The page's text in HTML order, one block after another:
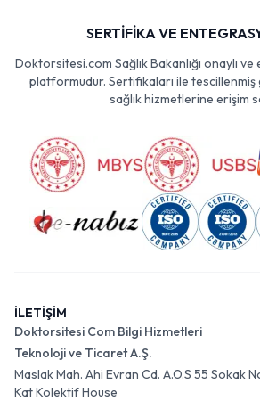
SERTİFİKA VE
Doktorsitesi.com Sağlık Bakanlığı onaylı
platformudur. Sertifikaları ile tescillenmiş
sağlık hizmetlerine erişim
İLETİŞİM
Doktorsitesi Com Bilgi Hizmetleri
Teknoloji ve Ticaret A.Ş.
Maslak Mah. Ahi Evran Cd. A.O.S 55 Sokak
Kat Kolektif House